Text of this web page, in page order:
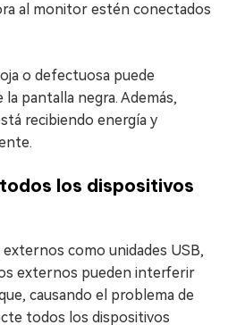
al monitor estén conectados
o defectuosa puede
pantalla negra. Además,
recibiendo energía y
los dispositivos
como unidades USB,
externos pueden interferir
causando el problema de
todos los dispositivos